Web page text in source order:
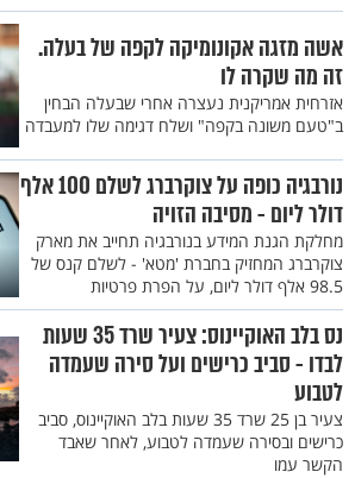
אשה מזגה אקונומיקה לקפה של בעלה.
זה מה שקרה לו
אזרחית אמריקנית נעצרה אחרי שבעלה הבחין
ב"טעם משונה בקפה" ושלח דגימה שלו למעבדה
נורבגיה כופה על צוקרברג לשלם 100 אלף
דולר ליום - מסיבה הזויה
מחלקת הגנת המידע בנורבגיה תחייב את מארק
צוקרברג המחזיק בחברת 'מטא' - לשלם קנס של
98.5 אלף דולר ליום, על הפרת פרטיות
נס בלב האוקיינוס: צעיר שרד 35 שעות
לבדו - סביב כרישים ועל סירה שעמדה
לטבוע
צעיר בן 25 שרד 35 שעות בלב האוקיינוס, סביב
כרישים ובסירה שעמדה לטבוע, לאחר שאבד
הקשר עמו